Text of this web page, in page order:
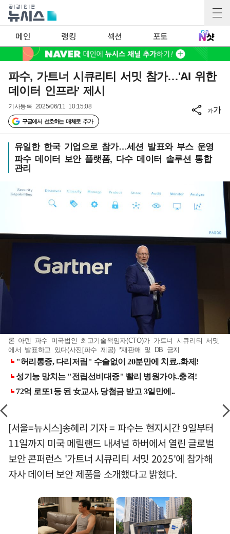
메인 랭킹 섹션 포토
파수, 가트너 시큐리티 서밋 참가…'AI 위한
데이터 인프라' 제시
기사등록 2025/06/11 10:15:08
구글에서 선호하는 매체로 추가
가가
유일한 한국 기업으로 참가…세션 발표와 부스 운영
파수 데이터 보안 플랫폼, 다수 데이터 솔루션 통합
관리
론 아덴 파수 미국법인 최고기술책임자(CTO)가 가트너 시큐리티 서밋
에서 발표하고 있다(사진[파수 제공) *재판매 및 DB 금지
[서울=뉴시스]송혜리 기자 = 파수는 현지시간 9일부터
11일까지 미국 메릴랜드 내셔널 하버에서 열린 글로벌
보안 콘퍼런스 '가트너 시큐리티 서밋 2025'에 참가해
자사 데이터 보안 제품을 소개했다고 밝혔다.